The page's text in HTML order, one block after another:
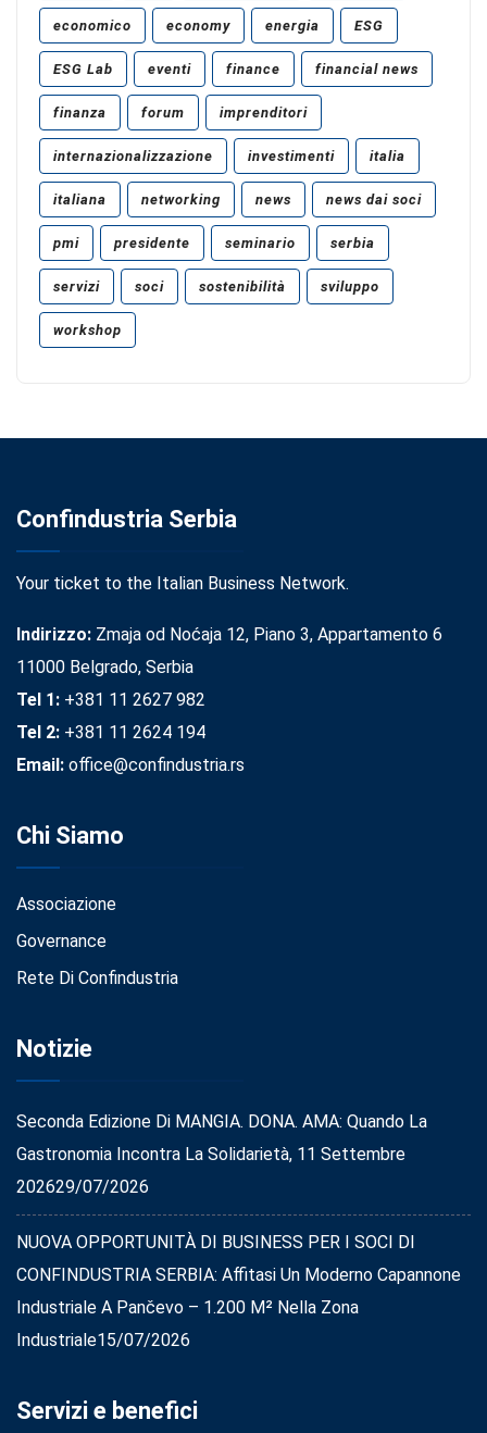
economico economy energia ESG
ESG Lab eventi finance financial news
finanza forum imprenditori
internazionalizzazione investimenti italia
italiana networking news news dai soci
pmi presidente seminario serbia
servizi soci sostenibilità sviluppo
workshop
Confindustria Serbia
Your ticket to the Italian Business Network.
Indirizzo: Zmaja od Noćaja 12, Piano 3, Appartamento 6
11000 Belgrado, Serbia
Tel 1: +381 11 2627 982
Tel 2: +381 11 2624 194
Email: office@confindustria.rs
Chi Siamo
Associazione
Governance
Rete Di Confindustria
Notizie
Seconda Edizione Di MANGIA. DONA. AMA: Quando La
Gastronomia Incontra La Solidarietà, 11 Settembre
202629/07/2026
NUOVA OPPORTUNITÀ DI BUSINESS PER I SOCI DI
CONFINDUSTRIA SERBIA: Affitasi Un Moderno Capannone
Industriale A Pančevo – 1.200 M² Nella Zona
Industriale15/07/2026
Servizi e benefici